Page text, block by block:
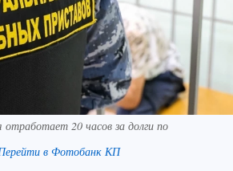
20 часов за долги по
в Фотобанк КП